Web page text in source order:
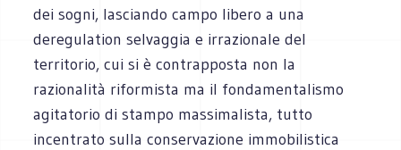
dei sogni, lasciando campo libero a una
deregulation selvaggia e irrazionale del
territorio, cui si è contrapposta non la
razionalità riformista ma il fondamentalismo
agitatorio di stampo massimalista, tutto
incentrato sulla conservazione immobilistica